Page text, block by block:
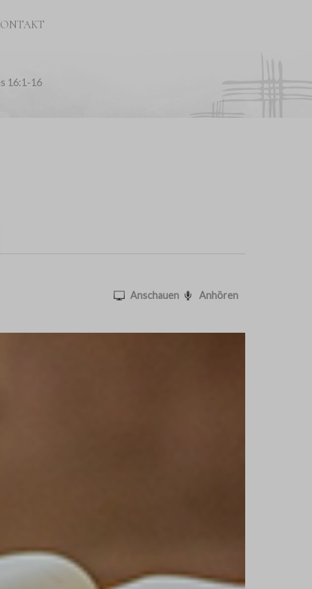
16:1-16
Anschauen Anhören